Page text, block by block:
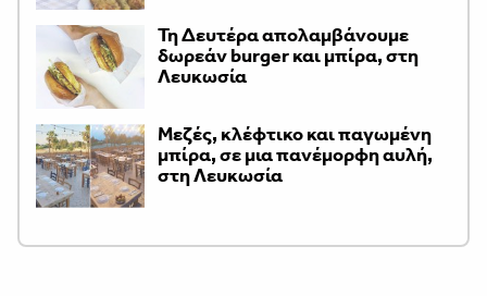
Τη Δευτέρα απολαμβάνουμε
δωρεάν burger και μπίρα, στη
Λευκωσία
Μεζές, κλέφτικο και παγωμένη
μπίρα, σε μια πανέμορφη αυλή,
στη Λευκωσία